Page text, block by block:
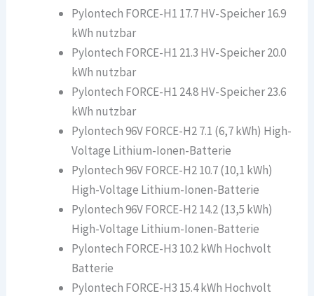
Pylontech FORCE-H1 17.7 HV-Speicher 16.9
kWh nutzbar
Pylontech FORCE-H1 21.3 HV-Speicher 20.0
kWh nutzbar
Pylontech FORCE-H1 24.8 HV-Speicher 23.6
kWh nutzbar
Pylontech 96V FORCE-H2 7.1 (6,7 kWh) High-
Voltage Lithium-Ionen-Batterie
Pylontech 96V FORCE-H2 10.7 (10,1 kWh)
High-Voltage Lithium-Ionen-Batterie
Pylontech 96V FORCE-H2 14.2 (13,5 kWh)
High-Voltage Lithium-Ionen-Batterie
Pylontech FORCE-H3 10.2 kWh Hochvolt
Batterie
Pylontech FORCE-H3 15.4 kWh Hochvolt